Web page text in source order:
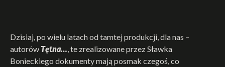
Dzisiaj, po wielu latach od tamtej produkcji, dla nas –
autorów Tętna…, te zrealizowane przez Sławka
Bonieckiego dokumenty mają posmak czegoś, co